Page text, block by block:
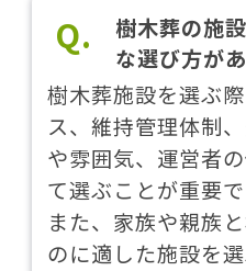
Q.
樹木葬の施
な選び方が
樹木葬施設を選ぶ
ス、維持管理体制
や雰囲気、運営者
て選ぶことが重要で
また、家族や親族
のに適した施設を